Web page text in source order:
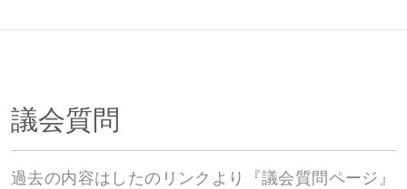
議会質問
過去の内容はしたのリンクより『議会質問ページ』